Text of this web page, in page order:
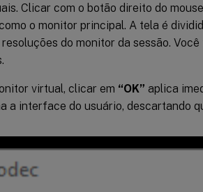
Clicar com o botão direito do
o monitor principal. A tela é
do monitor da sessão.
virtual, clicar em “OK” aplica
a interface do usuário, descartando